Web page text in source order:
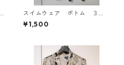
スイムウェア ボトム ３
Ｌ ブラック KAE-4563
¥1,500